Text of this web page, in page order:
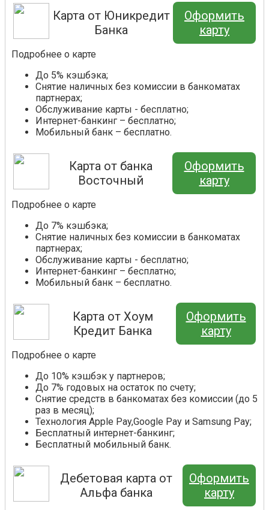
Карта от Юникредит
Банка
Оформить
карту
Подробнее о карте
До 5% кэшбэка;
Снятие наличных без комиссии в банкоматах
партнерах;
Обслуживание карты - бесплатно;
Интернет-банкинг – бесплатно;
Мобильный банк – бесплатно.
Карта от банка
Восточный
Оформить
карту
Подробнее о карте
До 7% кэшбэка;
Снятие наличных без комиссии в банкоматах
партнерах;
Обслуживание карты - бесплатно;
Интернет-банкинг – бесплатно;
Мобильный банк – бесплатно.
Карта от Хоум
Кредит Банка
Оформить
карту
Подробнее о карте
До 10% кэшбэк у партнеров;
До 7% годовых на остаток по счету;
Снятие средств в банкоматах без комиссии (до 5
раз в месяц);
Технология Apple Pay,Google Pay и Samsung Pay;
Бесплатный интернет-банкинг;
Бесплатный мобильный банк.
Дебетовая карта от
Альфа банка
Оформить
карту